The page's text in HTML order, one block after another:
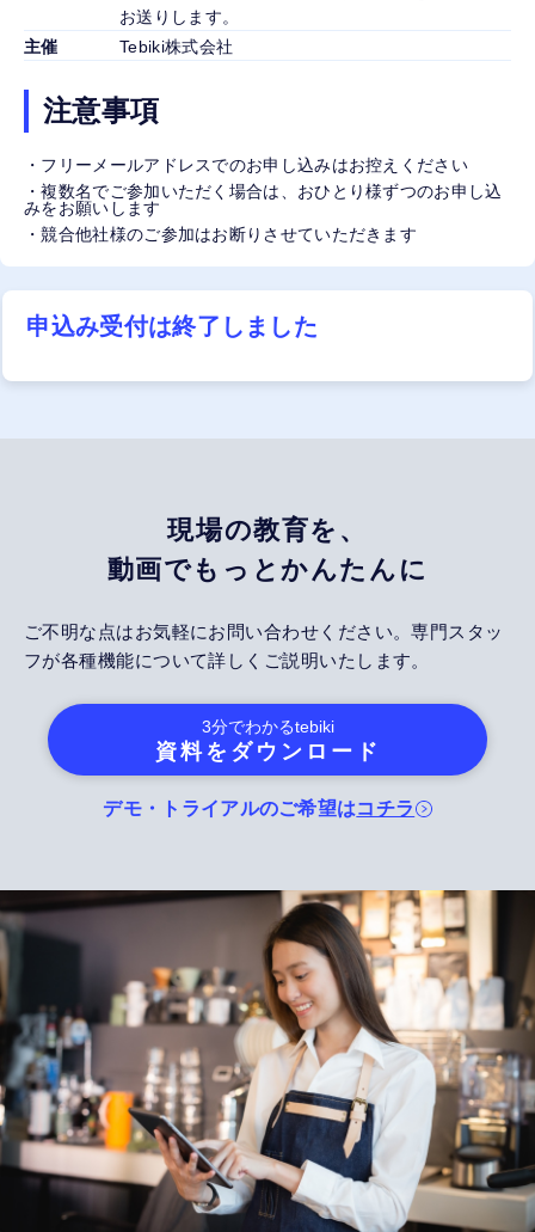
お送りします。
主催
Tebiki株式会社
注意事項
・フリーメールアドレスでのお申し込みはお控えください
・複数名でご参加いただく場合は、おひとり様ずつのお申し込
みをお願いします
・競合他社様のご参加はお断りさせていただきます
申込み受付は終了しました
現場の教育を、
動画でもっとかんたんに
ご不明な点はお気軽にお問い合わせください。専門スタッ
フが各種機能について詳しくご説明いたします。
3分でわかるtebiki
資料をダウンロード
デモ・トライアルのご希望はコチラ